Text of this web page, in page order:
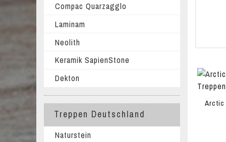
Compac Quarzagglo
Laminam
Neolith
Keramik SapienStone
Dekton
Treppen Deutschland
Naturstein